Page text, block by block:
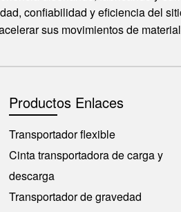
confiabilidad y eficiencia del
sus movimientos de
Productos Enlaces
Transportador flexible
Cinta transportadora de carga y
descarga
Transportador de gravedad